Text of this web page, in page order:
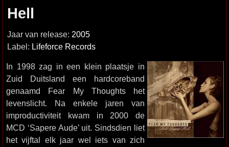
Hell
Jaar van release: 2005
Label: Lifeforce Records
In 1998 zag in een klein plaatsje in
Zuid Duitsland een hardcoreband
genaamd Fear My Thoughts het
levenslicht. Na enkele jaren van
improductiviteit kwam in 2000 de
MCD ‘Sapere Aude’ uit. Sindsdien liet
het vijftal elk jaar wel iets van zich